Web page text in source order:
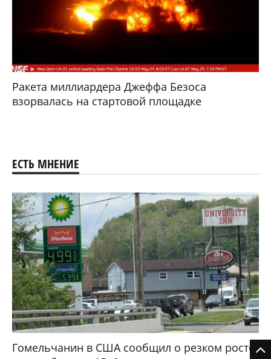
Ракета миллиардера Джеффа Безоса
взорвалась на стартовой площадке
ЕСТЬ МНЕНИЕ
Гомельчанин в США сообщил о резком росте